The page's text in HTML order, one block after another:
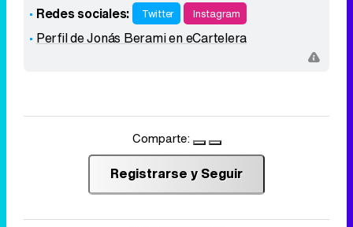
Redes sociales:
Twitter Instagram
Perfil de Jonás Berami en eCartelera
Comparte:
Registrarse y Seguir